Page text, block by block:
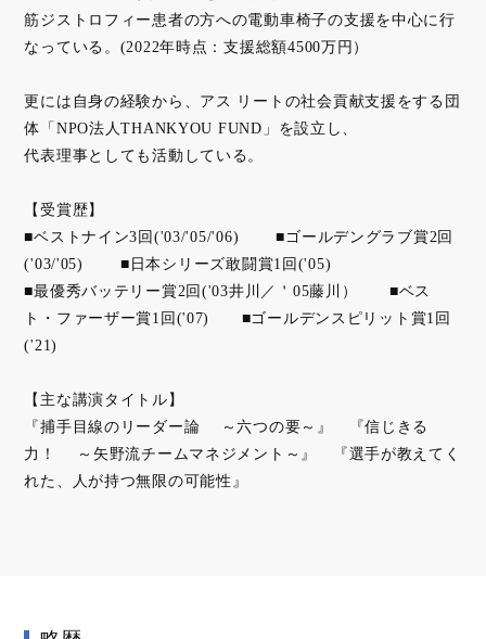
筋ジストロフィー患者の方への電動車椅子の支援を中心に行
なっている。(2022年時点：支援総額4500万円）
更には自身の経験から、アス リートの社会貢献支援をする団
体「NPO法人THANKYOU FUND」を設立し、
代表理事としても活動している。
【受賞歴】
■ベストナイン3回('03/'05/'06) ■ゴールデングラブ賞2回
('03/'05) ■日本シリーズ敢闘賞1回('05)
■最優秀バッテリー賞2回('03井川／＇05藤川） ■ベス
ト・ファーザー賞1回('07) ■ゴールデンスピリット賞1回
('21)
【主な講演タイトル】
『捕手目線のリーダー論 ～六つの要～』 『信じきる
力！ ～矢野流チームマネジメント～』 『選手が教えてく
れた、人が持つ無限の可能性』